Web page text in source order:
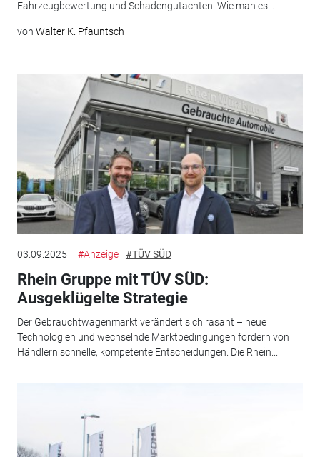
Fahrzeugbewertung und Schadengutachten. Wie man es...
von Walter K. Pfauntsch
03.09.2025 #Anzeige #TÜV SÜD
Rhein Gruppe mit TÜV SÜD:
Ausgeklügelte Strategie
Der Gebrauchtwagenmarkt verändert sich rasant – neue
Technologien und wechselnde Marktbedingungen fordern von
Händlern schnelle, kompetente Entscheidungen. Die Rhein...